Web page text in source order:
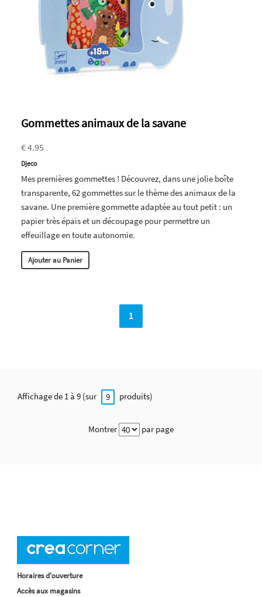
Gommettes animaux de la savane
€ 4.95
Djeco
Mes premières gommettes ! Découvrez, dans une jolie boîte
transparente, 62 gommettes sur le thème des animaux de la
savane. Une première gommette adaptée au tout petit : un
papier très épais et un découpage pour permettre un
effeuillage en toute autonomie.
Ajouter au Panier
1
Affichage de 1 à 9 (sur 9 produits)
Montrer par page
Horaires d'ouverture
Accès aux magasins